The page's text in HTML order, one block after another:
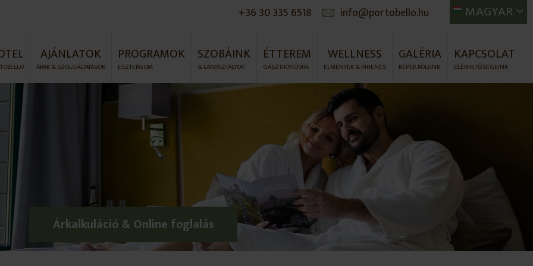
MAGYAR
+36 30 335 6518 info@portobello.hu
AJÁNLATOK
ÁRAK & SZOLGÁLTATÁSOK
PROGRAMOK
ESZTERGOM
SZOBÁINK
& LAKOSZTÁLYOK
ÉTTEREM
GASZTRONÓMIA
WELLNESS
ÉLMÉNYEK & PIHENÉS
GALÉRIA
KÉPEK RÓLUNK
KAPCSOLAT
ELÉRHETŐSÉGEINK
Árkalkuláció & Online foglalás